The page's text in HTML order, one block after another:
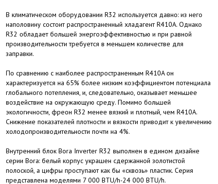
В климатическом оборудовании R32 используется давно: из него
наполовину состоит распространенный хладагент R410A. Однако
R32 обладает большей энергоэффективностью и при равной
производительности требуется в меньшем количестве для
заправки.
По сравнению с наиболее распространенным R410A он
характеризуется на 65% более низким коэффициентом потенциала
глобального потепления, и, следовательно, оказывает меньшее
воздействие на окружающую среду. Помимо большей
экологичности, фреон R32 менее вязкий и плотный, чем R410A.
Снижение показателей плотности и вязкости приводит к увеличению
холодопроизводительности почти на 4%.
Внутренний блок Bora Inverter R32 выполнен в едином дизайне
серии Bora: белый корпус украшен сдержанной золотистой
полоской, а цифры проступают как бы «сквозь» пластик. Серия
представлена моделями 7 000 BTU/h-24 000 BTU/h.